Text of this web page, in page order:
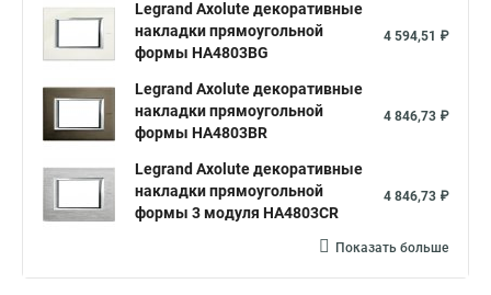
Legrand Axolute декоративные
накладки прямоугольной
формы HA4803BG
4 594,51 ₽
Legrand Axolute декоративные
накладки прямоугольной
формы HA4803BR
4 846,73 ₽
Legrand Axolute декоративные
накладки прямоугольной
формы 3 модуля HA4803CR
4 846,73 ₽
Показать больше